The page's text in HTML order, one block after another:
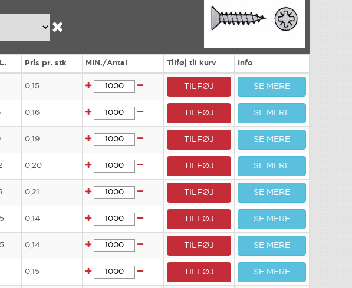
Pris pr. stk MIN./Antal Tilføj til kurv Info
0,15 TILFØJ SE MERE
0,16 TILFØJ SE MERE
0,19 TILFØJ SE MERE
0,20 TILFØJ SE MERE
0,21 TILFØJ SE MERE
0,14 TILFØJ SE MERE
0,14 TILFØJ SE MERE
0,15 TILFØJ SE MERE